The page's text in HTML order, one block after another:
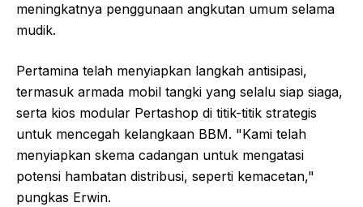
meningkatnya penggunaan angkutan umum selama
mudik.
Pertamina telah menyiapkan langkah antisipasi,
termasuk armada mobil tangki yang selalu siap siaga,
serta kios modular Pertashop di titik-titik strategis
untuk mencegah kelangkaan BBM. "Kami telah
menyiapkan skema cadangan untuk mengatasi
potensi hambatan distribusi, seperti kemacetan,"
pungkas Erwin.